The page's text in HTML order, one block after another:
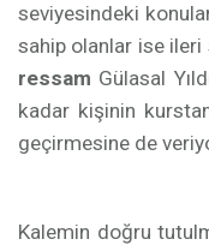
seviyesindeki
sahip olanlar ise ileri
ressam Gülasal
kadar kişinin
geçirmesine de
Kalemin doğru